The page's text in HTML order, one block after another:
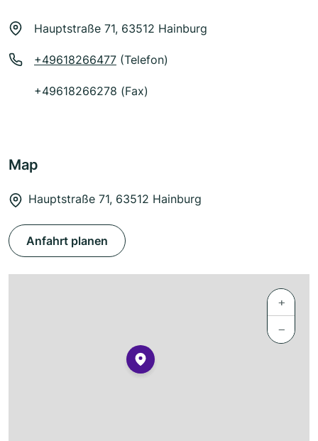
Hauptstraße 71, 63512 Hainburg
+49618266477 (Telefon)
+49618266278 (Fax)
Map
Hauptstraße 71, 63512 Hainburg
Anfahrt planen
+
−